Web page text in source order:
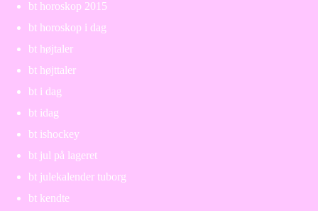
bt horoskop 2015
bt horoskop i dag
bt højtaler
bt højttaler
bt i dag
bt idag
bt ishockey
bt jul på lageret
bt julekalender tuborg
bt kendte